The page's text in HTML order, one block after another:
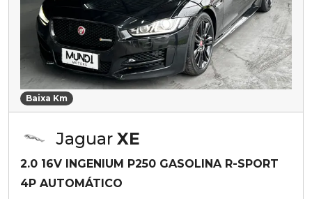
Baixa Km
Jaguar XE
2.0 16V INGENIUM P250 GASOLINA R-SPORT
4P AUTOMÁTICO